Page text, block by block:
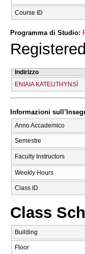
Course ID
Programma di Studio:
Indirizzo
ENIAIA KATEUTHYNSĪ
Informazioni
Anno Accademico
Semestre
Faculty Instructors
Weekly Hours
Class ID
Class
Building
Floor